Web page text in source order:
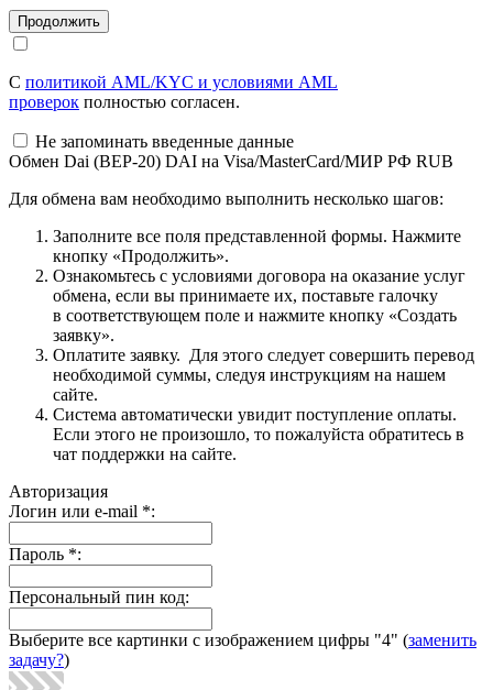
С политикой AML/KYC и условиями AML
проверок полностью согласен.
Не запоминать введенные данные
Обмен Dai (BEP-20) DAI на Visa/MasterCard/МИР РФ RUB
Для обмена вам необходимо выполнить несколько шагов:
Заполните все поля представленной формы. Нажмите
кнопку «Продолжить».
Ознакомьтесь с условиями договора на оказание услуг
обмена, если вы принимаете их, поставьте галочку
в соответствующем поле и нажмите кнопку «Создать
заявку».
Оплатите заявку. Для этого следует совершить перевод
необходимой суммы, следуя инструкциям на нашем
сайте.
Система автоматически увидит поступление оплаты.
Если этого не произошло, то пожалуйста обратитесь в
чат поддержки на сайте.
Авторизация
Логин или e-mail *:
Пароль *:
Персональный пин код:
Выберите все картинки с изображением цифры "4" (заменить
задачу?)